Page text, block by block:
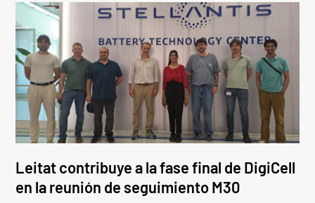
Leitat contribuye a la fase final de DigiCell
en la reunión de seguimiento M30